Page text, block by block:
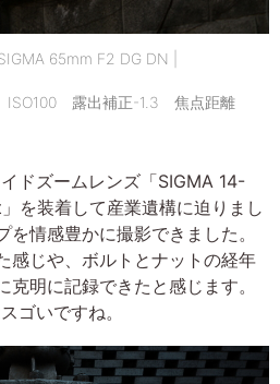
65mm F2 DG DN |
露出補正-1.3 焦点距離
ドズームレンズ「SIGMA 14-
を装着して産業遺構に迫りまし
情感豊かに撮影できました。
感じや、ボルトとナットの経年
明に記録できたと感じます。
ゴいですね。